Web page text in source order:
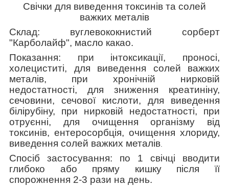
Свічки для виведення токсинів та солей
важких металів
Склад: вуглевококнистий сорберт
"Карболайф", масло какао.
Показання: при інтоксикації, проносі,
холециститі, для виведення солей важких
металів, при хронічній нирковій
недостатності, для зниження креатиніну,
сечовини, сечової кислоти, для виведення
білірубіну, при нирковій недостатності, при
отруєнні, для очищення організму від
токсинів, ентеросорбція, очищення хлориду,
виведення солей важких металів
Спосіб застосування: по 1 свічці вводити
глибоко або пряму кишку після її
спорожнення 2-3 рази на день.